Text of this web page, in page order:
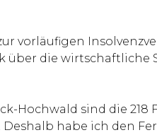
vorläufigen
über die wirtschaftliche
Hochwald sind die
Deshalb habe ich den